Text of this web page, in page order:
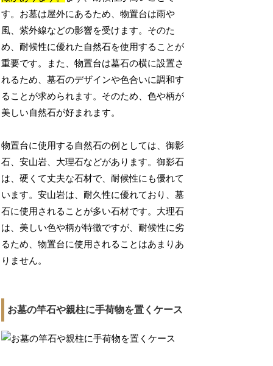
す。お墓は屋外にあるため、物置台は雨や
風、紫外線などの影響を受けます。そのた
め、耐候性に優れた自然石を使用することが
重要です。また、物置台は墓石の横に設置さ
れるため、墓石のデザインや色合いに調和す
ることが求められます。そのため、色や柄が
美しい自然石が好まれます。
物置台に使用する自然石の例としては、御影
石、安山岩、大理石などがあります。御影石
は、硬くて丈夫な石材で、耐候性にも優れて
います。安山岩は、耐久性に優れており、墓
石に使用されることが多い石材です。大理石
は、美しい色や柄が特徴ですが、耐候性に劣
るため、物置台に使用されることはあまりあ
りません。
お墓の竿石や親柱に手荷物を置くケース